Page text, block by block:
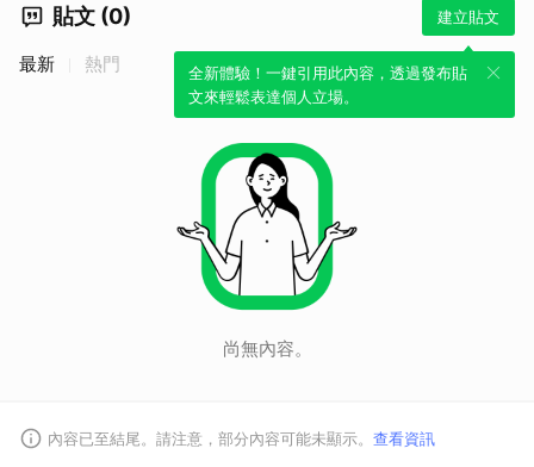
貼文 (0) 建立貼文
全新體驗！一鍵引用此內容，透過發布貼
文來輕鬆表達個人立場。
最新 熱門
尚無內容。
內容已至結尾。請注意，部分內容可能未顯示。 查看資訊